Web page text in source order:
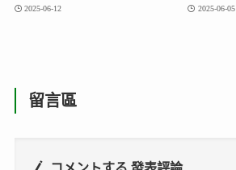
2025-06-12 2025-06-05
留言區